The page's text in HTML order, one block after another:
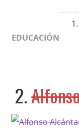
EDUCACIÓN
2.